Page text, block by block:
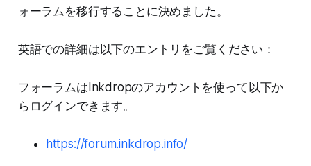
ォーラムを移行することに決めました。
英語での詳細は以下のエントリをご覧ください：
フォーラムはInkdropのアカウントを使って以下か
らログインできます。
https://forum.inkdrop.info/